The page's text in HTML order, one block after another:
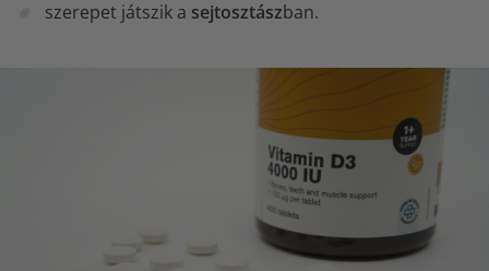
szerepet játszik a sejtosztászban.